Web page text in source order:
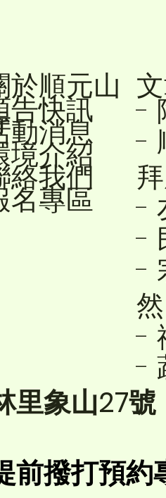
於順元山
告快訊
動消息
境介紹
絡我們
名專區
-
-
-
-
-
然
-
-
里象山27號
前撥打預約